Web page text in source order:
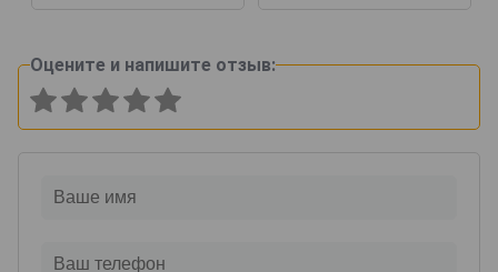
Оцените и напишите отзыв: